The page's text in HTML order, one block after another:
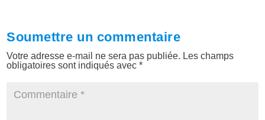
Soumettre un commentaire
Votre adresse e-mail ne sera pas publiée. Les champs
obligatoires sont indiqués avec*